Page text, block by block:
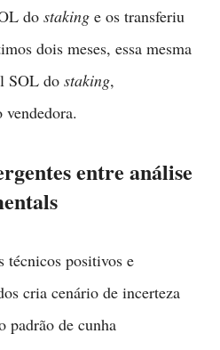
do staking e os transferiu
dois meses, essa mesma
SOL do staking,
entre análise
técnicos positivos e
cria cenário de incerteza
padrão de cunha